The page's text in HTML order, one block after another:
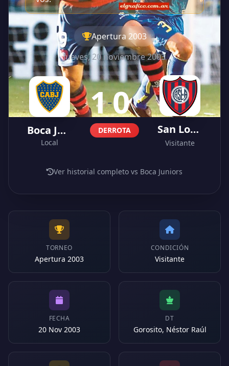
Apertura 2003
jueves, 20 noviembre 2003
Boca Juniors
Local
1-0
DERROTA San Lorenzo
Visitante
Ver historial completo vs Boca Juniors
TORNEO
Apertura 2003
CONDICIÓN
Visitante
FECHA
20 Nov 2003
DT
Gorosito, Néstor Raúl